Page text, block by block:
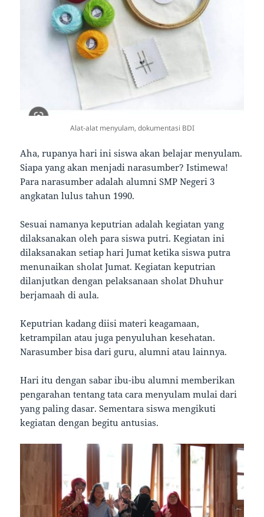
Alat-alat menyulam, dokumentasi BDI
Aha, rupanya hari ini siswa akan belajar menyulam.
Siapa yang akan menjadi narasumber? Istimewa!
Para narasumber adalah alumni SMP Negeri 3
angkatan lulus tahun 1990.
Sesuai namanya keputrian adalah kegiatan yang
dilaksanakan oleh para siswa putri. Kegiatan ini
dilaksanakan setiap hari Jumat ketika siswa putra
menunaikan sholat Jumat. Kegiatan keputrian
dilanjutkan dengan pelaksanaan sholat Dhuhur
berjamaah di aula.
Keputrian kadang diisi materi keagamaan,
ketrampilan atau juga penyuluhan kesehatan.
Narasumber bisa dari guru, alumni atau lainnya.
Hari itu dengan sabar ibu-ibu alumni memberikan
pengarahan tentang tata cara menyulam mulai dari
yang paling dasar. Sementara siswa mengikuti
kegiatan dengan begitu antusias.